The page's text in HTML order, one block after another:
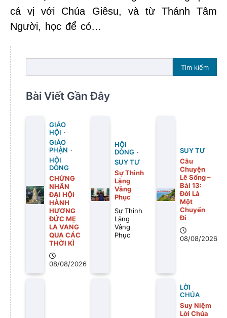
cá vị với Chúa Giêsu, và từ Thánh Tâm
Người, học để có…
Tìm kiếm
Bài Viết Gần Đây
GIÁO
HỘI
GIÁO
PHẬN
HỘI
DÒNG
CHỨNG
NHÂN
ĐẠI HỘI
HÀNH
HƯƠNG
ĐỨC MẸ
LA VANG
QUA CÁC
THỜI KÌ
08/08/2026
HỘI
DÒNG
SUY TƯ
Sự Thinh
Lặng
Vâng
Phục
Sự Thinh
Lặng
Vâng
Phục
SUY TƯ
Câu
Chuyện
Lẽ Sống –
Bài 13:
Ðời Là
Một
Chuyến
Ði
08/08/2026
LỜI
CHÚA
Suy Niệm
Lời Chúa